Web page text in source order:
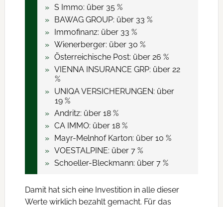
S Immo: über 35 %
BAWAG GROUP: über 33 %
Immofinanz: über 33 %
Wienerberger: über 30 %
Österreichische Post: über 26 %
VIENNA INSURANCE GRP: über 22
%
UNIQA VERSICHERUNGEN: über
19 %
Andritz: über 18 %
CA IMMO: über 18 %
Mayr-Melnhof Karton: über 10 %
VOESTALPINE: über 7 %
Schoeller-Bleckmann: über 7 %
Damit hat sich eine Investition in alle dieser
Werte wirklich bezahlt gemacht. Für das